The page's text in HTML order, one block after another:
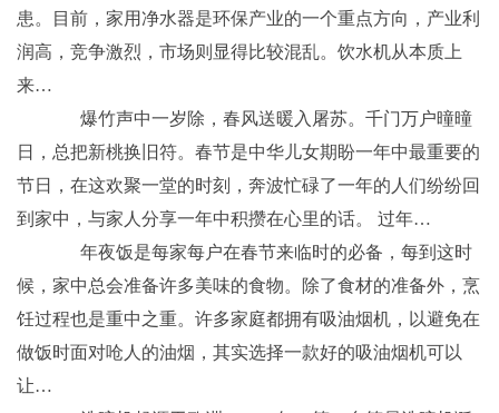
患。目前，家用净水器是环保产业的一个重点方向，产业利
润高，竞争激烈，市场则显得比较混乱。饮水机从本质上
来…
爆竹声中一岁除，春风送暖入屠苏。千门万户曈曈
日，总把新桃换旧符。春节是中华儿女期盼一年中最重要的
节日，在这欢聚一堂的时刻，奔波忙碌了一年的人们纷纷回
到家中，与家人分享一年中积攒在心里的话。 过年…
年夜饭是每家每户在春节来临时的必备，每到这时
候，家中总会准备许多美味的食物。除了食材的准备外，烹
饪过程也是重中之重。许多家庭都拥有吸油烟机，以避免在
做饭时面对呛人的油烟，其实选择一款好的吸油烟机可以
让…